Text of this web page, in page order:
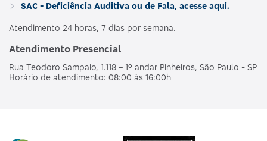
SAC - Deficiência Auditiva ou de Fala, acesse aqui.
Atendimento 24 horas, 7 dias por semana.
Atendimento Presencial
Rua Teodoro Sampaio, 1.118 – 1º andar Pinheiros, São Paulo - SP
Horário de atendimento: 08:00 às 16:00h